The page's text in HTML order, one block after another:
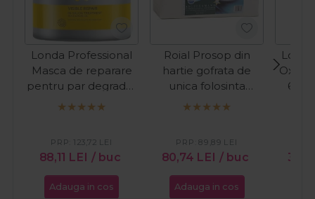
Londa Professional
Masca de reparare
pentru par degradat
Visible Repair 750ml
88,11 LEI / buc
PRP: 123,72 LEI
Adauga in cos
Roial Prosop din
hartie gofrata de
unica folosinta
45x80cm 100buc
80,74 LEI / buc
PRP:89,89 LEI
Adauga in cos
6%